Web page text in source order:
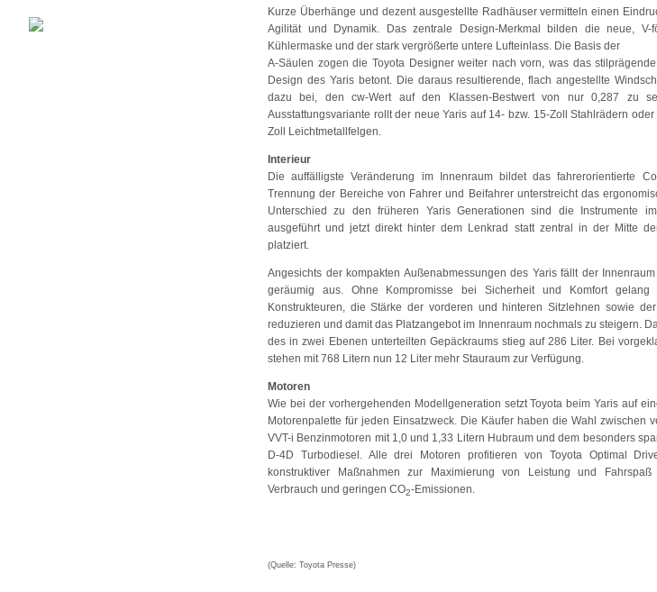
Kurze Überhänge und dezent ausgestellte Radhäuser vermitteln einen
Agilität und Dynamik. Das zentrale Design-Merkmal bilden die neue, V-
Kühlermaske und der stark vergrößerte untere Lufteinlass. Die Basis der
A-Säulen zogen die Toyota Designer weiter nach vorn, was das stilprägende
Design des Yaris betont. Die daraus resultierende, flach angestellte
dazu bei, den cw-Wert auf den Klassen-Bestwert von nur 0,287 zu
Ausstattungsvariante rollt der neue Yaris auf 14- bzw. 15-Zoll Stahlrädern
Zoll Leichtmetallfelgen.
Interieur
Die auffälligste Veränderung im Innenraum bildet das fahrerorientierte
Trennung der Bereiche von Fahrer und Beifahrer unterstreicht das
Unterschied zu den früheren Yaris Generationen sind die Instrumente
ausgeführt und jetzt direkt hinter dem Lenkrad statt zentral in der Mitte der
platziert.
Angesichts der kompakten Außenabmessungen des Yaris fällt der
geräumig aus. Ohne Kompromisse bei Sicherheit und Komfort
Konstrukteuren, die Stärke der vorderen und hinteren Sitzlehnen sowie
reduzieren und damit das Platzangebot im Innenraum nochmals zu steigern.
des in zwei Ebenen unterteilten Gepäckraums stieg auf 286 Liter. Bei
stehen mit 768 Litern nun 12 Liter mehr Stauraum zur Verfügung.
Motoren
Wie bei der vorhergehenden Modellgeneration setzt Toyota beim Yaris auf
Motorenpalette für jeden Einsatzweck. Die Käufer haben die Wahl zwischen
VVT-i Benzinmotoren mit 1,0 und 1,33 Litern Hubraum und dem besonders
D-4D Turbodiesel. Alle drei Motoren profitieren von Toyota Optimal
konstruktiver Maßnahmen zur Maximierung von Leistung und
Verbrauch und geringen CO2-Emissionen.
(Quelle: Toyota Presse)